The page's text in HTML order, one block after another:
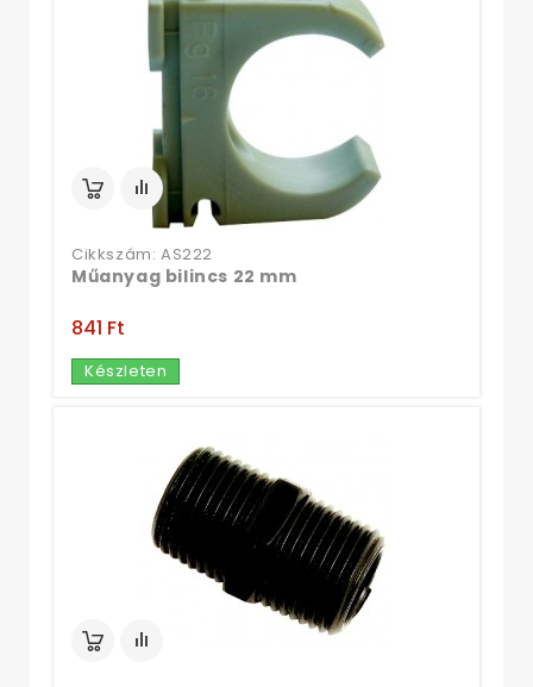
Cikkszám: AS222
Műanyag bilincs 22 mm
841 Ft‎
Készleten